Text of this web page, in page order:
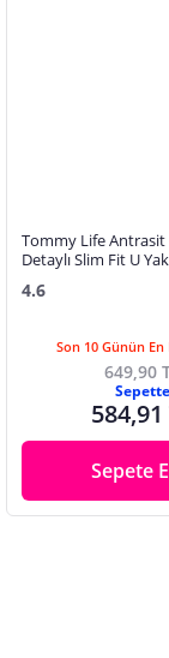
Tommy Life Antrasit
Detaylı Slim Fit U
4.6
Son 10 Günün En
649,90
Sepette
584,91
Sepete